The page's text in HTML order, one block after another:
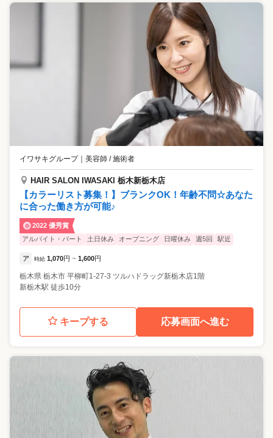
イワサキグループ｜ 美容師 / 施術者
HAIR SALON IWASAKI 栃木新栃木店
【カラーリスト募集！】ブランクOK！年齢不問☆あなた
に合った働き方が可能♪
2022 優秀賞
アルバイト・パート
土日休み オープニング 日曜休み 週5回 駅近
ア 時給 1,070円 ~ 1,600円
栃木県 栃木市 平柳町1-27-3 ツルハドラッグ新栃木店1階
新栃木駅 徒歩10分
キープする 応募画面へ進む